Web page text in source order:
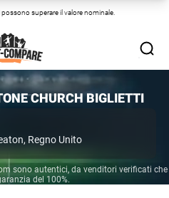
superare il valore nominale.
CHURCH BIGLIETTI
Regno Unito
sono autentici, da venditori verificati che
del 100%.